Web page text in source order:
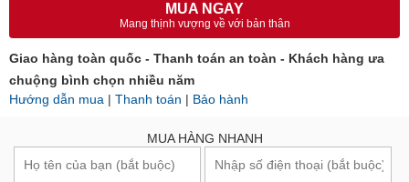
MUA NGAY
Mang thịnh vượng về với bản thân
Giao hàng toàn quốc - Thanh toán an toàn - Khách hàng ưa
chuộng bình chọn nhiều năm
Hướng dẫn mua | Thanh toán | Bảo hành
MUA HÀNG NHANH